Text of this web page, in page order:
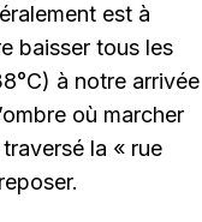
est à
baisser tous les
à notre arrivée
où marcher
la « rue